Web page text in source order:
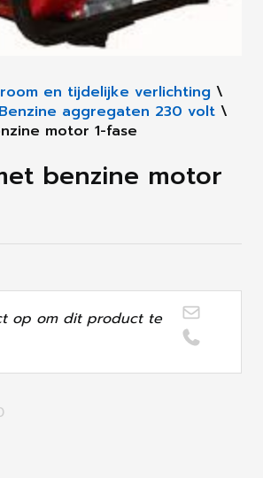
en tijdelijke verlichting \
Benzine aggregaten 230 volt \
motor 1-fase
benzine motor
op om dit product te